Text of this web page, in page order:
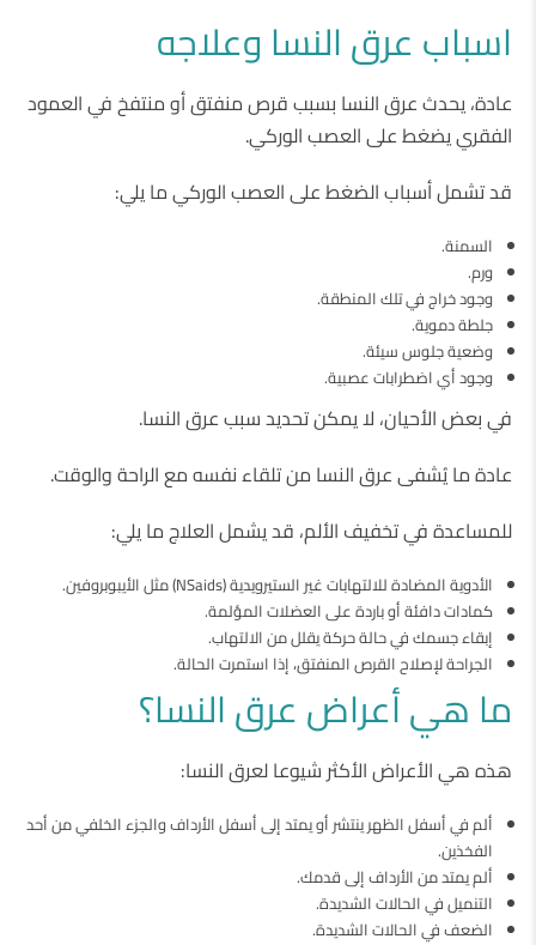
اسباب عرق النسا وعلاجه
عادة، يحدث عرق النسا بسبب قرص منفتق أو منتفخ في العمود
الفقري يضغط على العصب الوركي.
قد تشمل أسباب الضغط على العصب الوركي ما يلي:
السمنة.
ورم.
وجود خراج في تلك المنطقة.
جلطة دموية.
وضعية جلوس سيئة.
وجود أي اضطرابات عصبية.
في بعض الأحيان، لا يمكن تحديد سبب عرق النسا.
عادة ما يُشفى عرق النسا من تلقاء نفسه مع الراحة والوقت.
للمساعدة في تخفيف الألم، قد يشمل العلاج ما يلي:
الأدوية المضادة للالتهابات غير الستيرويدية (NSaids) مثل الأيبوبروفين.
كمادات دافئة أو باردة على العضلات المؤلمة.
إبقاء جسمك في حالة حركة يقلل من الالتهاب.
الجراحة لإصلاح القرص المنفتق، إذا استمرت الحالة.
ما هي أعراض عرق النسا؟
هذه هي الأعراض الأكثر شيوعا لعرق النسا:
ألم في أسفل الظهر ينتشر أو يمتد إلى أسفل الأرداف والجزء الخلفي من أحد
الفخذين.
ألم يمتد من الأرداف إلى قدمك.
التنميل في الحالات الشديدة.
الضعف في الحالات الشديدة.